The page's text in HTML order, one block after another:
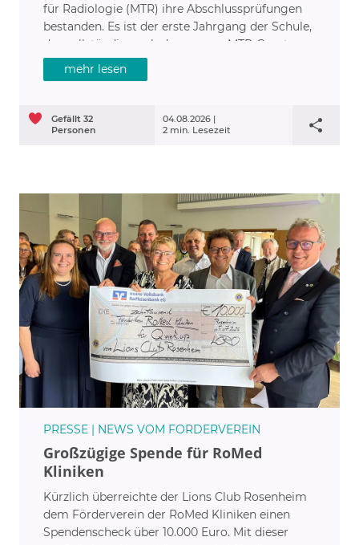
für Radiologie (MTR) ihre Abschlussprüfungen
bestanden. Es ist der erste Jahrgang der Schule,
der vollständig nach dem neuen MTR-Gesetz
ausgebildet wurde. Die Bilanz: vier Staatspreise
mit hervorragenden Noten.
mehr lesen
04.08.2026 |
2 min. Lesezeit
Gefällt 32
Personen
PRESSE | NEWS VOM FÖRDERVEREIN
Großzügige Spende für RoMed
Kliniken
Kürzlich überreichte der Lions Club Rosenheim
dem Förderverein der RoMed Kliniken einen
Spendenscheck über 10.000 Euro. Mit dieser